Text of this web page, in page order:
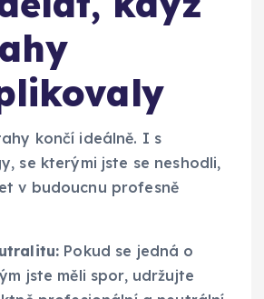
končí ideálně. I s
se kterými jste se neshodli,
v budoucnu profesně
Pokud se jedná o
jste měli spor, udržujte